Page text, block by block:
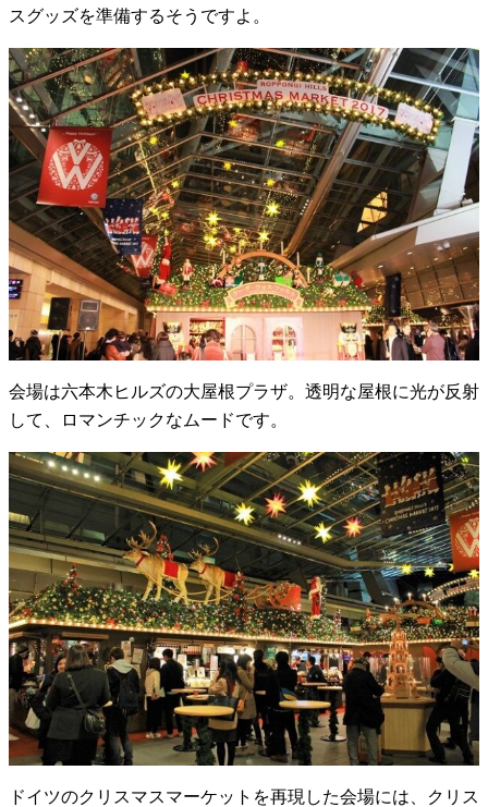
スグッズを準備するそうですよ。
会場は六本木ヒルズの大屋根プラザ。透明な屋根に光が反射
して、ロマンチックなムードです。
ドイツのクリスマスマーケットを再現した会場には、クリス